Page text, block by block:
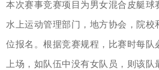
本次赛事竞赛项目为男女混合皮艇球
水上运动管理部门，地方协会，院校
位报名。根据竞赛规程，比赛时每队
上场，如队伍中没有女队员，则该队